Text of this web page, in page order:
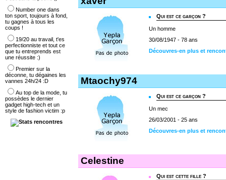
Qui est ce garçon ?
Un homme
30/08/1947 - 78 ans
Découvres-en plus et
Mtaochy974
Qui est ce garçon ?
Un mec
26/03/2001 - 25 ans
Découvres-en plus et
Celestine
Qui est cette fille ?
Number one dans
ton sport, toujours à fond,
tu gagnes à tous les
coups !
19/20 au travail, t'es
perfectionniste et tout ce
que tu entreprends est
une réussite :)
Premier sur la
déconne, tu dégaines les
vannes 24h/24 :D
Au top de la mode, tu
possèdes le dernier
gadget high-tech et un
style de fashion victim :p